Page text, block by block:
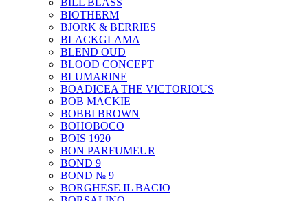
BILL BLASS
BIOTHERM
BJORK & BERRIES
BLACKGLAMA
BLEND OUD
BLOOD CONCEPT
BLUMARINE
BOADICEA THE VICTORIOUS
BOB MACKIE
BOBBI BROWN
BOHOBOCO
BOIS 1920
BON PARFUMEUR
BOND 9
BOND № 9
BORGHESE IL BACIO